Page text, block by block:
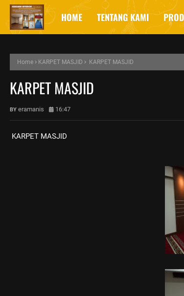
HOME TENTANG KAMI
Home KARPET MASJID KARPET MASJID
KARPET MASJID
eramanis 16:47
KARPET MASJID